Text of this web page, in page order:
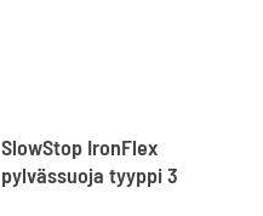
SlowStop IronFlex
pylvässuoja tyyppi 3